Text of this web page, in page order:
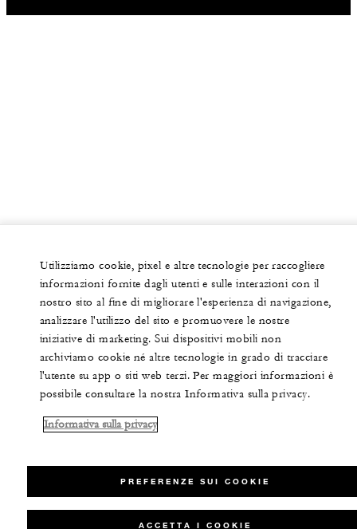
Utilizziamo cookie, pixel e altre tecnologie per raccogliere
informazioni fornite dagli utenti e sulle interazioni con il
nostro sito al fine di migliorare l'esperienza di navigazione,
analizzare l'utilizzo del sito e promuovere le nostre
iniziative di marketing. Sui dispositivi mobili non
archiviamo cookie né altre tecnologie in grado di tracciare
l'utente su app o siti web terzi. Per maggiori informazioni è
possibile consultare la nostra Informativa sulla privacy.
Informativa sulla privacy
PREFERENZE SUI COOKIE
ACCETTA I COOKIE